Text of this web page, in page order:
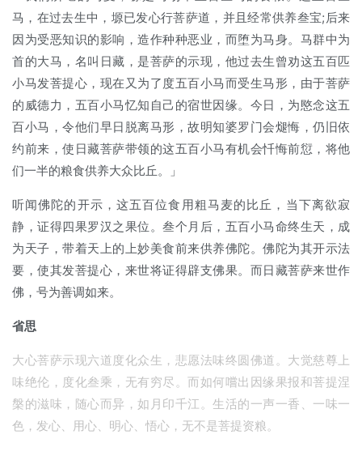
马，在过去生中，塬已发心行菩萨道，并且经常供养叁宝;后来
因为受恶知识的影响，造作种种恶业，而堕为马身。马群中为
首的大马，名叫日藏，是菩萨的示现，他过去生曾劝这五百匹
小马发菩提心，现在又为了度五百小马而受生马形，由于菩萨
的威德力，五百小马忆知自己的宿世因缘。今日，为愍念这五
百小马，令他们早日脱离马形，故明知婆罗门会煺悔，仍旧依
约前来，使日藏菩萨带领的这五百小马有机会忏悔前愆，将他
们一半的粮食供养大众比丘。」
听闻佛陀的开示，这五百位食用粗马麦的比丘，当下离欲寂
静，证得四果罗汉之果位。叁个月后，五百小马命终生天，成
为天子，带着天上的上妙美食前来供养佛陀。佛陀为其开示法
要，使其发菩提心，来世将证得辟支佛果。而日藏菩萨来世作
佛，号为善调如来。
省思
大心菩萨示现六道度化众生，悲愿法味终圆佛道。大觉慈尊上
味绝伦，度化叁乘，无有穷尽。而如何嚐出因缘果报和菩提涅
槃的滋味，随心而异，如月印千江。生活的一声一香、一味一
色，发心、用心、明心、悟心，无不是菩提资粮。